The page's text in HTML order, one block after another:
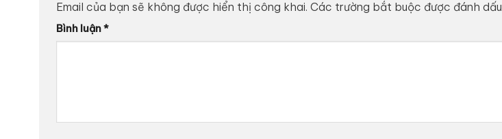
Email của bạn sẽ không được hiển thị công khai. Các trường bắt buộc được đánh dấu
Bình luận*